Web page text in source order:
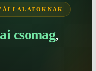
csomag,